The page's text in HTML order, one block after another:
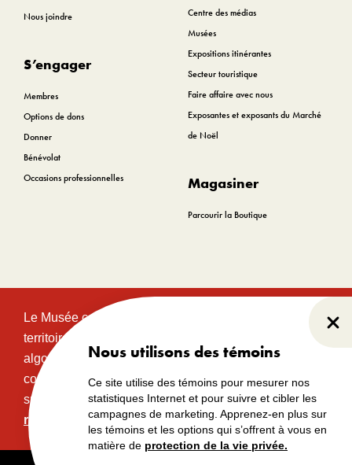
Nous utilisons des témoins
Ce site utilise des témoins pour mesurer nos
statistiques Internet et pour suivre et cibler les
campagnes de marketing. Apprenez-en plus sur
les témoins et les options qui s’offrent à vous en
matière de protection de la vie privée.
Nous joindre
S’engager
Membres
Options de dons
Donner
Bénévolat
Occasions professionnelles
Centre des médias
Musées
Expositions itinérantes
Secteur touristique
Faire affaire avec nous
Exposantes et exposants du Marché
de Noël
Magasiner
Parcourir la Boutique
Le Musée canadien de l’histoire est situé sur le
territoire traditionnel et non cédé des communautés
algonquines Anishinabeg. Ce territoire a eu et
continue d’avoir une grande importance historique,
spirituelle et sacrée.Lire l’intégralité de la
reconnaissance territoriale.